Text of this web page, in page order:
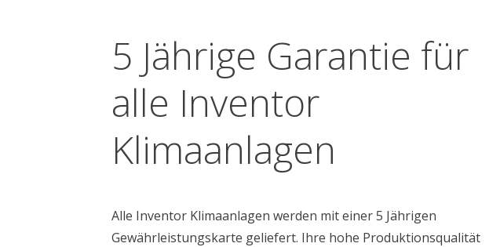
5 Jährige Garantie für
alle Inventor
Klimaanlagen
Alle Inventor Klimaanlagen werden mit einer 5 Jährigen
Gewährleistungskarte geliefert. Ihre hohe Produktionsqualität